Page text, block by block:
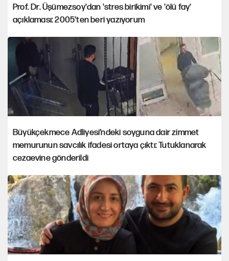
Prof. Dr. Üşümezsoy'dan 'stres birikimi' ve 'ölü fay'
açıklaması: 2005'ten beri yazıyorum
Büyükçekmece Adliyesi’ndeki soyguna dair zimmet
memurunun savcılık ifadesi ortaya çıktı: Tutuklanarak
cezaevine gönderildi